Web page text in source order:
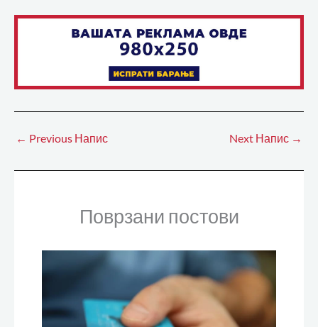
← Previous Напис Next Напис →
Поврзани постови